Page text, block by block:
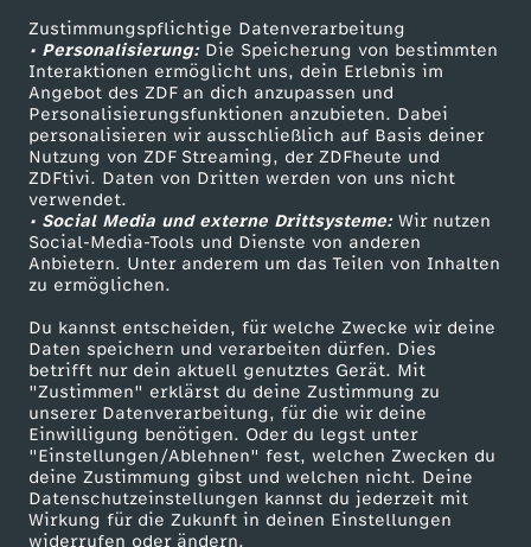
Zustimmungspflichtige Datenverarbeitung
• Personalisierung:Die Speicherung von bestimmten
Interaktionen ermöglicht uns, dein Erlebnis im
Angebot des ZDF an dich anzupassen und
Personalisierungsfunktionen anzubieten. Dabei
personalisieren wir ausschließlich auf Basis deiner
Nutzung von ZDF Streaming, der ZDFheute und
ZDFtivi. Daten von Dritten werden von uns nicht
verwendet.
• Social Media und externe Drittsysteme:Wir nutzen
Social-Media-Tools und Dienste von anderen
Anbietern. Unter anderem um das Teilen von Inhalten
zu ermöglichen.
Du kannst entscheiden, für welche Zwecke wir deine
Daten speichern und verarbeiten dürfen. Dies
betrifft nur dein aktuell genutztes Gerät. Mit
"Zustimmen" erklärst du deine Zustimmung zu
unserer Datenverarbeitung, für die wir deine
Einwilligung benötigen. Oder du legst unter
"Einstellungen/Ablehnen" fest, welchen Zwecken du
deine Zustimmung gibst und welchen nicht. Deine
Datenschutzeinstellungen kannst du jederzeit mit
Wirkung für die Zukunft in deinen Einstellungen
widerrufen oder ändern.
Livestreams
Sendungen A-Z
TV-Programm
Zuschauerservice
Hilfe
ZDF Unternehmen
Karriere
ZDF goes Schule
Werbefernsehen
Mainzelmännchen